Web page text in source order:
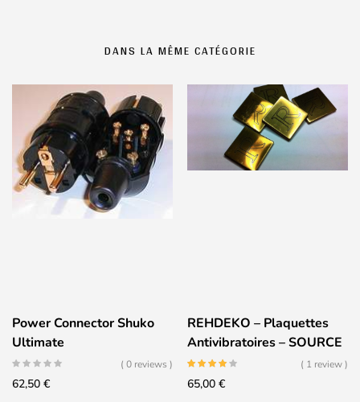
DANS LA MÊME CATÉGORIE
Power Connector Shuko
Ultimate
( 0 reviews )
62,50 €
REHDEKO – Plaquettes
Antivibratoires – SOURCE
( 1 review )
65,00 €